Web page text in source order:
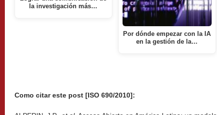
la investigación más…
Por dónde empezar con la IA
en la gestión de la…
Como citar este post [ISO 690/2010]: